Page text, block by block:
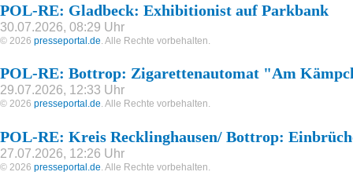
POL-RE: Gladbeck: Exhibitionist auf Parkbank
30.07.2026, 08:29 Uhr
© 2026 presseportal.de. Alle Rechte vorbehalten.
POL-RE: Bottrop: Zigarettenautomat "Am
29.07.2026, 12:33 Uhr
© 2026 presseportal.de. Alle Rechte vorbehalten.
POL-RE: Kreis Recklinghausen/ Bottrop:
27.07.2026, 12:26 Uhr
© 2026 presseportal.de . Alle Rechte vorbehalten.